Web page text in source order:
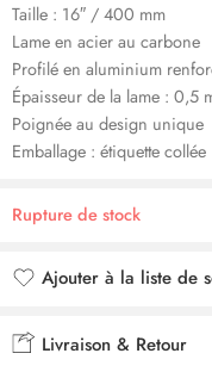
Taille : 16″ / 400 mm
Lame en acier au carbone
Profilé en aluminium
Épaisseur de la lame : 0,5
Poignée au design unique
Emballage : étiquette collée
Rupture de stock
Ajouter à la liste de
Livraison & Retour